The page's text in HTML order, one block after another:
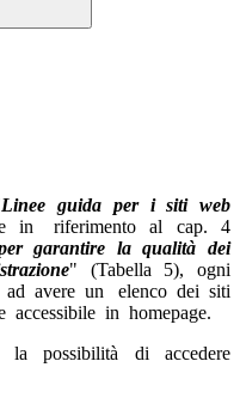
Linee guida per i siti web
in riferimento al cap. 4
garantire la qualità dei
" (Tabella 5), ogni
ad avere un elenco dei siti
accessibile in homepage.
possibilità di accedere